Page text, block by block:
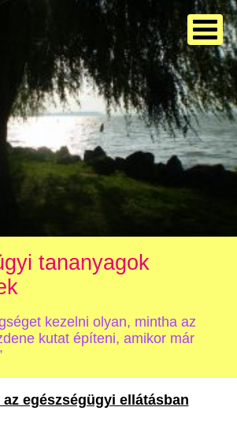
tananyagok
kezelni olyan, mintha az
kutat építeni, amikor már
egészségügyi ellátásban